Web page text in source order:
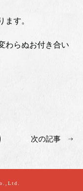
ます。
わらぬお付き合い
次の記事